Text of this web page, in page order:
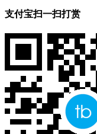
支付宝扫一扫打赏